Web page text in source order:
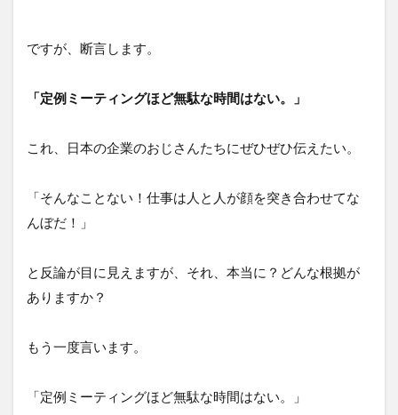
ですが、断言します。
「定例ミーティングほど無駄な時間はない。」
これ、日本の企業のおじさんたちにぜひぜひ伝えたい。
「そんなことない！仕事は人と人が顔を突き合わせてな
んぼだ！」
と反論が目に見えますが、それ、本当に？どんな根拠が
ありますか？
もう一度言います。
「定例ミーティングほど無駄な時間はない。」